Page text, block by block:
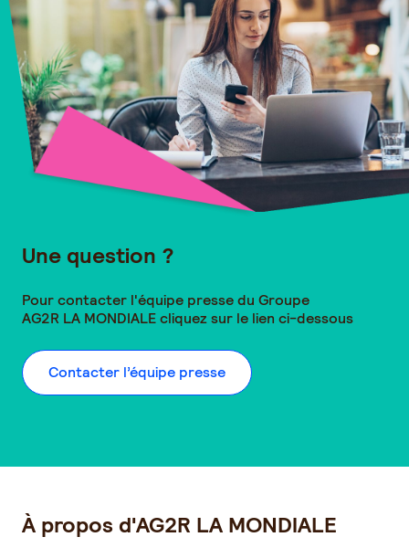
Une question ?
Pour contacter l'équipe presse du Groupe
AG2R LA MONDIALEcliquez sur le lien ci-dessous
Contacter l’équipe presse
À propos d'AG2R LA MONDIALE